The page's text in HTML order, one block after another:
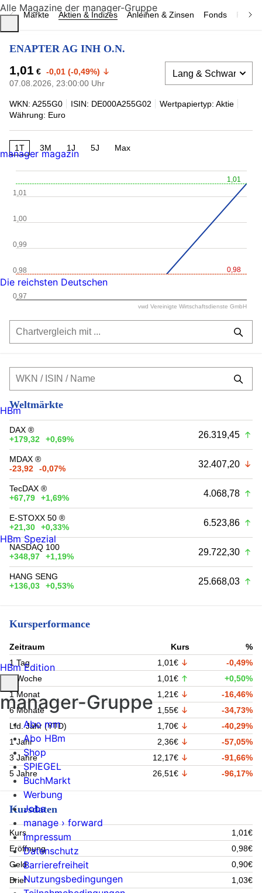
Märkte Aktien & Indizes Anleihen & Zinsen Fonds
ENAPTER AG INH O.N.
1,01 € -0,01 (-0,49%)
07.08.2026, 23:00:00 Uhr
WKN: A255G0 ISIN: DE000A255G02
Wertpapiertyp: Aktie
Währung: Euro
1T 3M 1J 5J Max
1,01
0,98
0,97
0,98
0,99
1,00
1,01
vwd Vereinigte Wirtschaftsdienste GmbH
Weltmärkte
DAX ®
+179,32
+0,69% 26.319,45
MDAX ®
-23,92
-0,07% 32.407,20
TecDAX ®
+67,79
+1,69% 4.068,78
E-STOXX 50 ®
+21,30
+0,33% 6.523,86
NASDAQ 100
+348,97
+1,19% 29.722,30
HANG SENG
+136,03
+0,53% 25.668,03
Kursperformance
Zeitraum Kurs
%
1 Tag
1,01€
-0,49%
1 Woche
1,01€
+0,50%
1 Monat
1,21€
-16,46%
6 Monate
1,55€
-34,73%
Lfd. Jahr (YTD)
1,70€
-40,29%
1 Jahr
2,36€
-57,05%
3 Jahre
12,17€
-91,66%
5 Jahre
26,51€ -96,17%
Kursdaten
Kurs
1,01€
Eröffnung
0,98€
Geld
0,90€
Brief
1,03€
Alle Magazine der manager-Gruppe
manager magazin
Die reichsten Deutschen
HBm
HBm Spezial
HBm Edition
manager-Gruppe
Abo mm
Abo HBm
Shop
SPIEGEL
BuchMarkt
Werbung
Jobs
manage › forward
Impressum
Datenschutz
Barrierefreiheit
Nutzungsbedingungen